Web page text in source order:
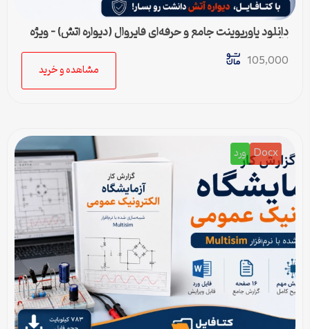
دانلود پاورپوینت جامع و حرفه‌ای فایروال (دیواره آتش) – ویژه
ارائه و پروژه
105,000
مشاهده و خرید
Docx ورد